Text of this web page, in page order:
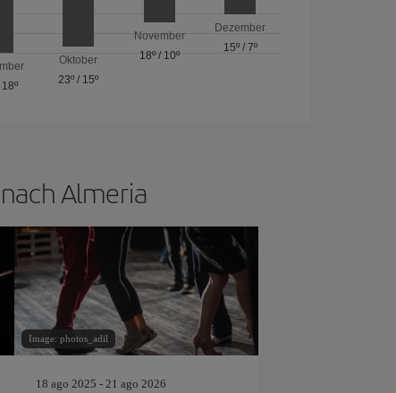
18º
Oktober
23º / 15º
November
18º/ 10º
Dezember
15º/ 7º
Almeria
Image: photos_adil
18 ago 2025 - 21 ago 2026